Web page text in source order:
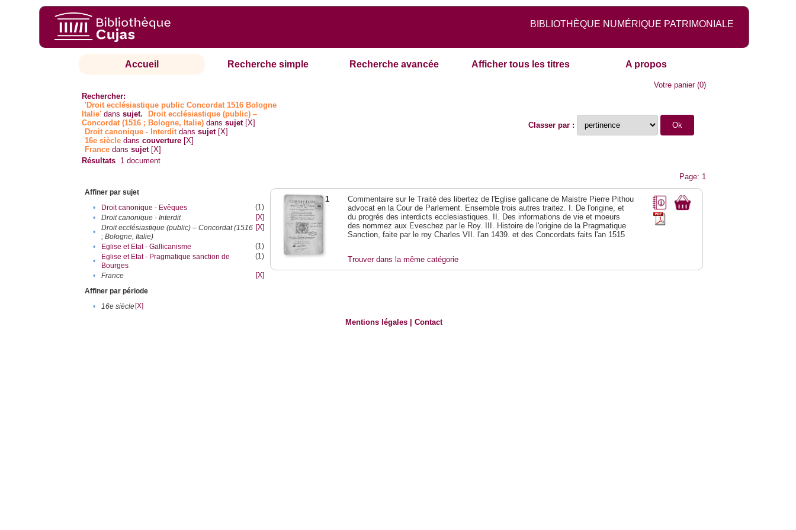
BIBLIOTHÈQUE NUMÉRIQUE PATRIMONIALE
Accueil Recherche simple Recherche avancée Afficher tous les titres A propos
Votre panier(0)
Rechercher:
'Droit ecclésiastique public Concordat 1516 Bologne
Italie' danssujet.
Droit ecclésiastique (public) –
Concordat (1516 ; Bologne, Italie) danssujet [X]
Droit canonique - Interditdanssujet [X]
16e siècle danscouverture [X]
France danssujet [X]
Classer par :
Résultats 1 document
Page: 1
Affiner par sujet
•
Droit canonique - Evêques
(1)
•
Droit canonique - Interdit
[X]
•
Droit ecclésiastique (public) – Concordat (1516
; Bologne, Italie)
[X]
• Eglise et Etat - Gallicanisme
(1)
•
Eglise et Etat - Pragmatique sanction de
Bourges
(1)
• France
[X]
Affiner par période
•
16e siècle[X]
1
Commentaire sur le Traité des libertez de l'Eglise gallicane de Maistre Pierre Pithou
advocat en la Cour de Parlement. Ensemble trois autres traitez. I. De l'origine, et
du progrés des interdicts ecclesiastiques. II. Des informations de vie et moeurs
des nommez aux Eveschez par le Roy. III. Histoire de l'origine de la Pragmatique
Sanction, faite par le roy Charles VII. l'an 1439. et des Concordats faits l'an 1515
Trouver dans la même catégorie
Mentions légales |Contact